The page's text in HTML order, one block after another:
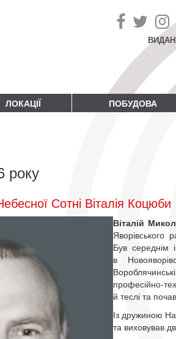
ЛОКАЦІЇ ПОБУДОВА
року
Сотні Віталія Коцюби
Віталій
Яворівського
Був середнім
в
професійно-
й теслі та
Із дружиною
та виховував